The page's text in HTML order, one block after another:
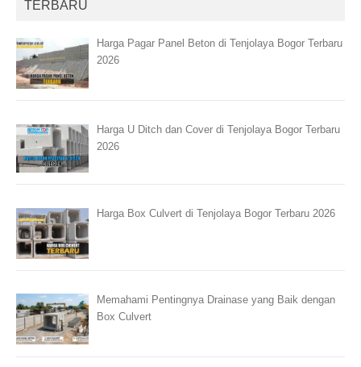
TERBARU
Harga Pagar Panel Beton di Tenjolaya Bogor Terbaru
2026
Harga U Ditch dan Cover di Tenjolaya Bogor Terbaru
2026
Harga Box Culvert di Tenjolaya Bogor Terbaru 2026
Memahami Pentingnya Drainase yang Baik dengan
Box Culvert